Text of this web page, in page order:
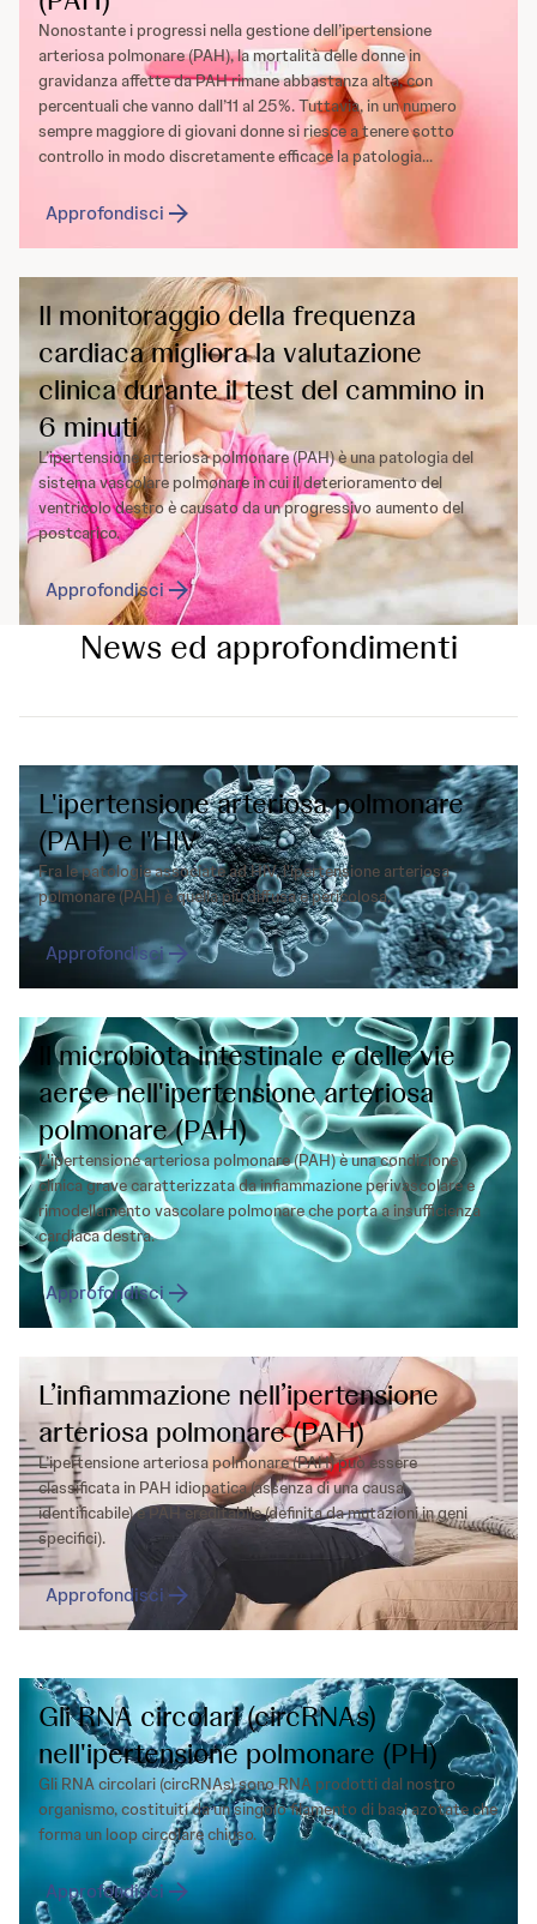
Nonostante i progressi nella gestione dell’ipertensione
arteriosa polmonare (PAH), la mortalità delle donne in
gravidanza affette da PAH rimane abbastanza alta, con
percentuali che vanno dall’11 al 25%. Tuttavia, in un numero
sempre maggiore di giovani donne si riesce a tenere sotto
controllo in modo discretamente efficace la patologia...
Approfondisci
Il monitoraggio della frequenza
cardiaca migliora la valutazione
clinica durante il test del cammino in
6 minuti
L’ipertensione arteriosa polmonare (PAH) è una patologia del
sistema vascolare polmonare in cui il deterioramento del
ventricolo destro è causato da un progressivo aumento del
postcarico.
Approfondisci
News ed approfondimenti
L'ipertensione arteriosa polmonare
(PAH) e l'HIV
Fra le patologie associate ad HIV, l'ipertensione arteriosa
polmonare (PAH) è quella più diffusa e pericolosa.
Approfondisci
Il microbiota intestinale e delle vie
aeree nell'ipertensione arteriosa
polmonare (PAH)
L'ipertensione arteriosa polmonare (PAH) è una condizione
clinica grave caratterizzata da infiammazione perivascolare e
rimodellamento vascolare polmonare che porta a insufficienza
cardiaca destra.
Approfondisci
L’infiammazione nell’ipertensione
arteriosa polmonare (PAH)
L’ipertensione arteriosa polmonare (PAH) può essere
classificata in PAH idiopatica (assenza di una causa
identificabile) e PAH ereditabile (definita da mutazioni in geni
specifici).
Approfondisci
Gli RNA circolari (circRNAs)
nell'ipertensione polmonare (PH)
Gli RNA circolari (circRNAs) sono RNA prodotti dal nostro
organismo, costituiti da un singolo filamento di basi azotate che
forma un loop circolare chiuso.
Approfondisci